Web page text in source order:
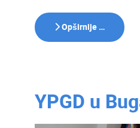
Opširnije …
YPGD u